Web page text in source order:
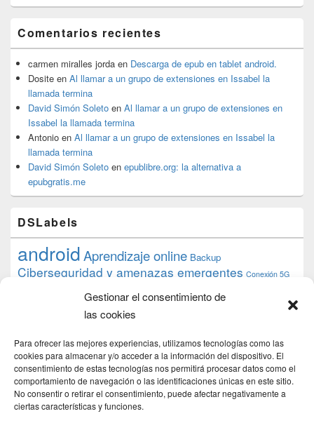
Gestionar el consentimiento de
las cookies
Para ofrecer las mejores experiencias, utilizamos tecnologías como las
cookies para almacenar y/o acceder a la información del dispositivo. El
consentimiento de estas tecnologías nos permitirá procesar datos como el
comportamiento de navegación o las identificaciones únicas en este sitio.
No consentir o retirar el consentimiento, puede afectar negativamente a
ciertas características y funciones.
Comentarios recientes
carmen miralles jorda en Descarga de epub en tablet android.
Dosite en Al llamar a un grupo de extensiones en Issabel la
llamada termina
David Simón Soleto en Al llamar a un grupo de extensiones en
Issabel la llamada termina
Antonio en Al llamar a un grupo de extensiones en Issabel la
llamada termina
David Simón Soleto en epublibre.org: la alternativa a
epubgratis.me
DSLabels
androidAprendizaje online Backup
Ciberseguridad y amenazas emergentes Conexión 5G
datos debian desarrollo web
Formación Google
iphone
proyecto PS4 python Raspberryraspberrypi
raspbian review Servidor Web Sostenibilidad
tecnológicaTecnología torrent
transmissiontutorial ubuntu server Windows